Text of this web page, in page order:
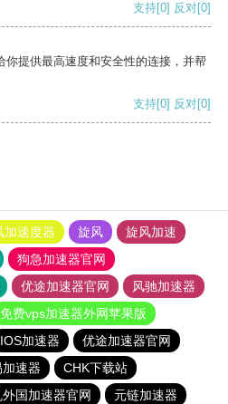
支持[0] 反对[0]
提供最高速度和安全性的连接，并帮
支持[0] 反对[0]
加速度器 旋风
旋风加速
狗急加速器官网
优途加速器官网
风驰加速器
免费vps加速器外网苹果版
IOS加速器
优途加速器官网
速器
CHK下载站
国加速器官网
元链加速器